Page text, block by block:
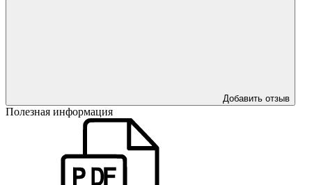
Добавить отзыв
Полезная информация